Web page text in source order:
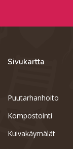
Sivukartta
Puutarhanhoito
Kompostointi
Kuivakäymälät